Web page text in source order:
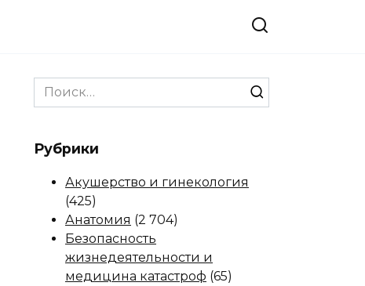
Search
for:
Рубрики
Акушерство и гинекология
(425)
Анатомия (2 704)
Безопасность
жизнедеятельности и
медицина катастроф (65)